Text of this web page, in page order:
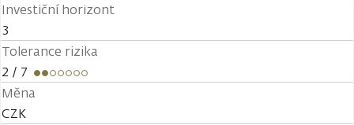
Investiční horizont
3
Tolerance rizika
2 / 7
Měna
CZK